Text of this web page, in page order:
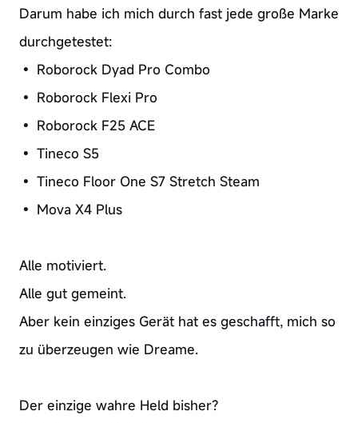
Darum habe ich mich durch fast jede große Marke
durchgetestet:
• Roborock Dyad Pro Combo
• Roborock Flexi Pro
• Roborock F25 ACE
• Tineco S5
• Tineco Floor One S7 Stretch Steam
• Mova X4 Plus
Alle motiviert.
Alle gut gemeint.
Aber kein einziges Gerät hat es geschafft, mich so
zu überzeugen wie Dreame.
Der einzige wahre Held bisher?